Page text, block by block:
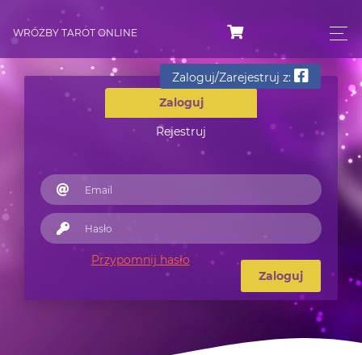
WRÓŻBY TAROT ONLINE
Zaloguj
Rejestruj
Zaloguj/Zarejestruj z:
Przypomnij hasło
Zaloguj